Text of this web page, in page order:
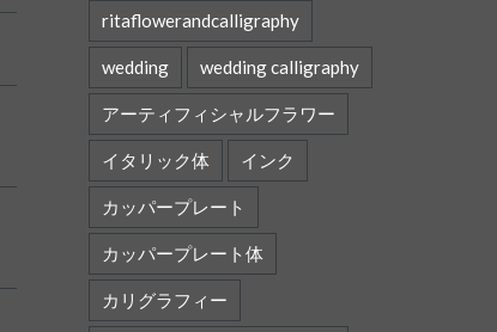
ritaflowerandcalligraphy
wedding wedding calligraphy
アーティフィシャルフラワー
イタリック体 インク
カッパープレート
カッパープレート体
カリグラフィー